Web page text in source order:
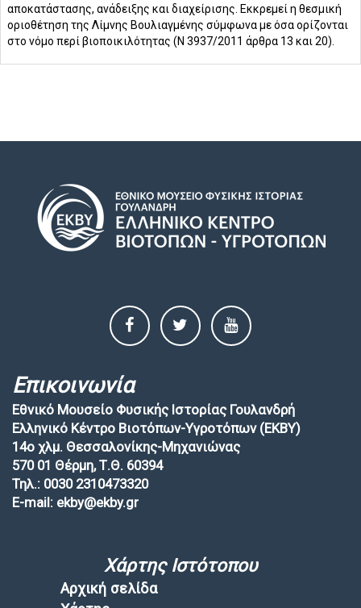
αποκατάστασης, ανάδειξης και διαχείρισης. Εκκρεμεί η θεσμική
οριοθέτηση της Λίμνης Βουλιαγμένης σύμφωνα με όσα ορίζονται
στο νόμο περί βιοποικιλότητας (Ν 3937/2011 άρθρα 13 και 20).
Επικοινωνία
Εθνικό Μουσείο Φυσικής Ιστορίας Γουλανδρή
Ελληνικό Κέντρο Βιοτόπων-Υγροτόπων (EKBY)
14ο χλμ. Θεσσαλονίκης-Μηχανιώνας
570 01 Θέρμη, Τ.Θ. 60394
Τηλ.: 0030 2310473320
E-mail: ekby@ekby.gr
Χάρτης Ιστότοπου
Αρχική σελίδα